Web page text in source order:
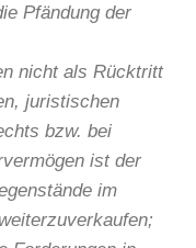
Pfändung der
nicht als Rücktritt
juristischen
bzw. bei
ist der
im